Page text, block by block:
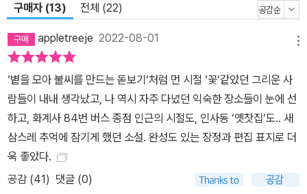
구매자 (13) 전체 (22)
appletreeje 2022-08-01
‘볕을 모아 불씨를 만드는 돋보기‘처럼 먼 시절 ‘꽃‘같았던 그리운 사
람들이 내내 생각났고, 나 역시 자주 다녔던 익숙한 장소들이 눈에 선
하고, 화계사 84번 버스 종점 인근의 시절도, 인사동 ‘옛찻집‘도.. 새
삼스레 추억에 잠기게 했던 소설. 완성도 있는 장정과 편집 표지로 더
욱 좋았다.
공감 (41) 댓글 (0)